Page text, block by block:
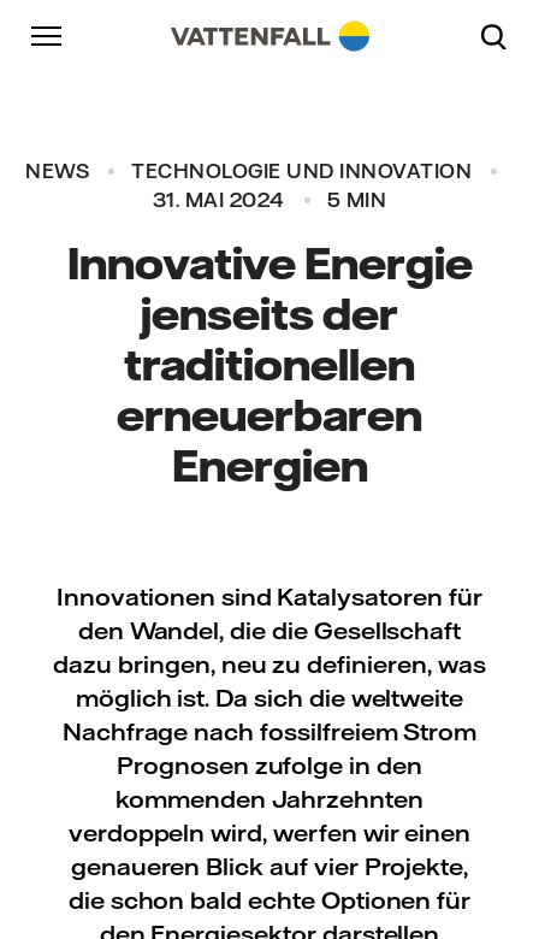
Überspringen
Zurück zur Hauptnavigation
Gehe zur Fußzeile
NEWS
TECHNOLOGIE UND INNOVATION
31. MAI 2024
5 MIN
Innovative Energie
jenseits der
traditionellen
erneuerbaren
Energien
Innovationen sind Katalysatoren für
den Wandel, die die Gesellschaft
dazu bringen, neu zu definieren, was
möglich ist. Da sich die weltweite
Nachfrage nach fossilfreiem Strom
Prognosen zufolge in den
kommenden Jahrzehnten
verdoppeln wird, werfen wir einen
genaueren Blick auf vier Projekte,
die schon bald echte Optionen für
Zurück zur Hauptnavigation